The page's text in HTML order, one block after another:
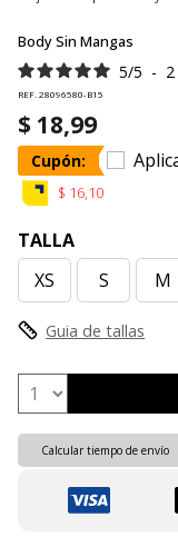
Body Sin Mangas
5/5 - 2
REF. 28096580-B15
$ 18,99
Cupón:
$ 16,10
TALLA
XS
S M
Guia de tallas
Calcular tiempo de envío